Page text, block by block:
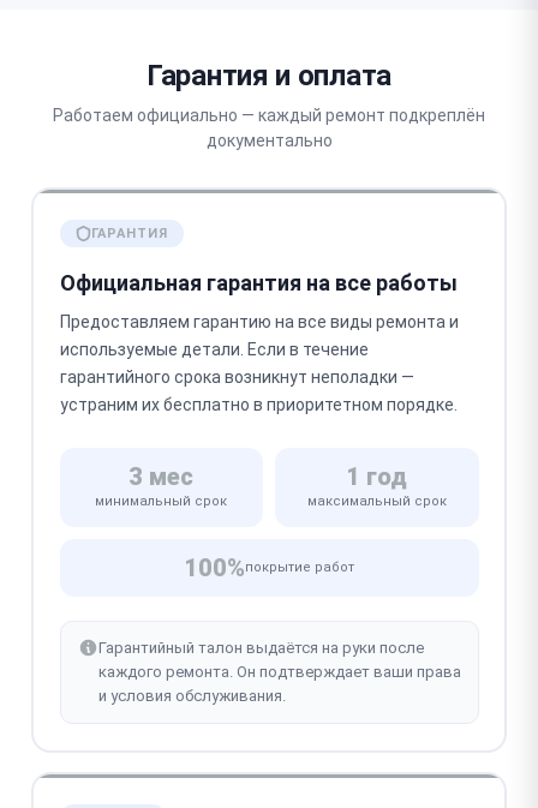
Гарантия и оплата
Работаем официально — каждый ремонт подкреплён
документально
ГАРАНТИЯ
Официальная гарантия на все работы
Предоставляем гарантию на все виды ремонта и
используемые детали. Если в течение
гарантийного срока возникнут неполадки —
устраним их бесплатно в приоритетном порядке.
3 мес
минимальный срок
1 год
максимальный срок
100%покрытие работ
Гарантийный талон выдаётся на руки после
каждого ремонта. Он подтверждает ваши права
и условия обслуживания.